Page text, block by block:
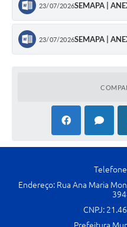
23/07/2026SEMAPA |
23/07/2026SEMAPA |
Endereço: Rua Ana Maria
CNPJ: